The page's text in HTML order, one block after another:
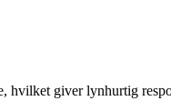
hvilket giver lynhurtig